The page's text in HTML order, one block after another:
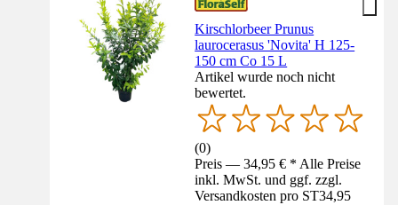
Kirschlorbeer Prunus
laurocerasus 'Novita' H 125-
150 cm Co 15 L
Artikel wurde noch nicht
bewertet.
(0)
Preis — 34,95 € * Alle Preise
inkl. MwSt. und ggf. zzgl.
Versandkosten pro ST34,95